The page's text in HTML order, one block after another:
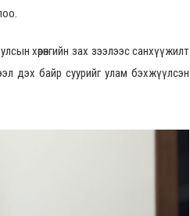
хөрөнгийн зах зээлээс санхүүжилт
дэх байр суурийг улам бэхжүүлсэн